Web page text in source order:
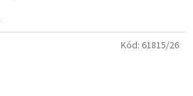
Kód: 61815/26